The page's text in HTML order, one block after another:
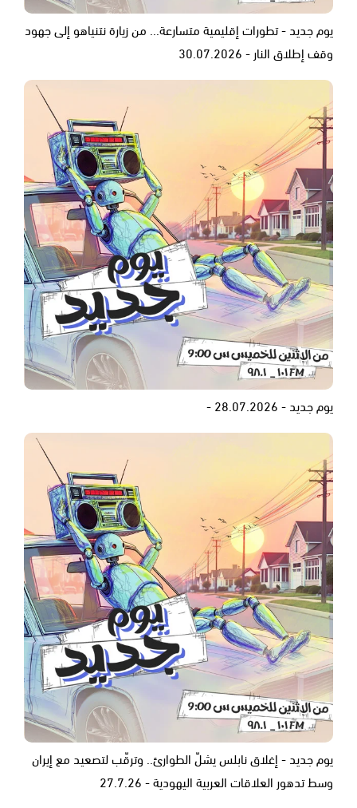
يوم جديد - تطورات إقليمية متسارعة... من زيارة نتنياهو إلى جهود
وقف إطلاق النار - 30.07.2026
يوم جديد - 28.07.2026 -
يوم جديد - إغلاق نابلس يشلّ الطوارئ.. وترقّب لتصعيد مع إيران
وسط تدهور العلاقات العربية اليهودية - 27.7.26